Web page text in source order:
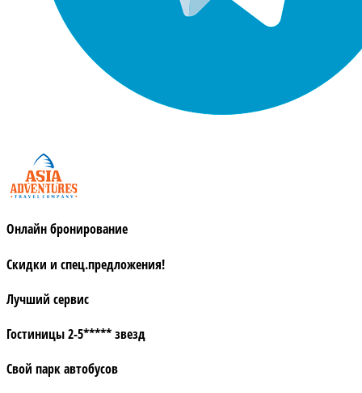
Онлайн бронирование
Скидки и спец.предложения!
Лучший сервис
Гостиницы 2-5***** звезд
Свой парк автобусов